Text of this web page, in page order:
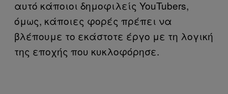
αυτό κάποιοι δημοφιλείς YouTubers,
όμως, κάποιες φορές πρέπει να
βλέπουμε το εκάστοτε έργο με τη λογική
της εποχής που κυκλοφόρησε.